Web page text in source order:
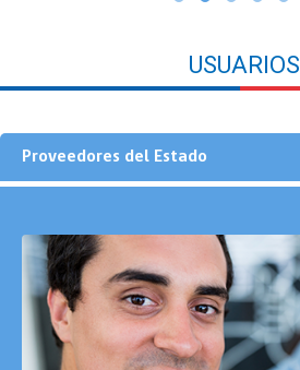
USUARIOS
Proveedores del Estado